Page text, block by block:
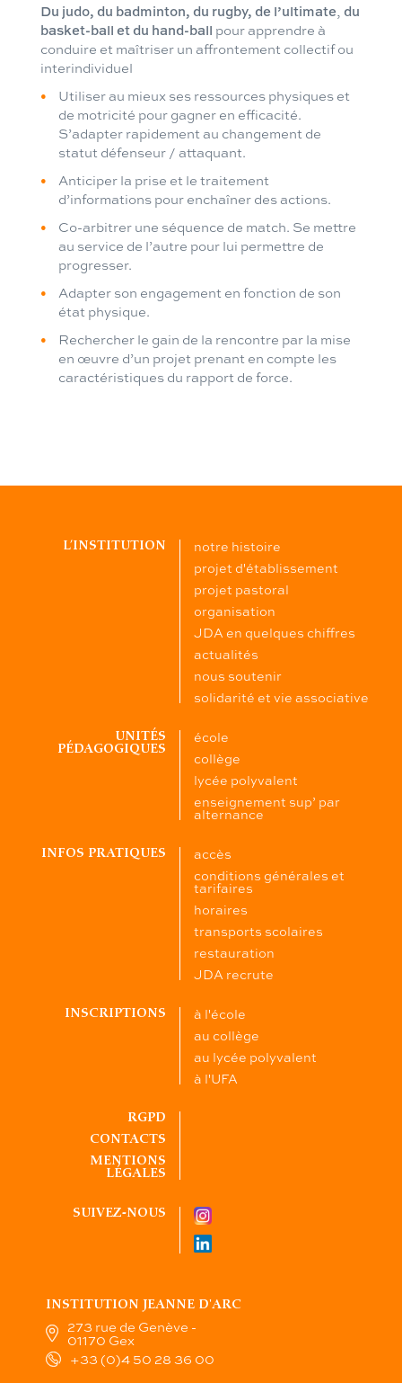
Du judo, du badminton, du rugby, de l’ultimate,du
basket-ball et du hand-ball pour apprendre à
conduire et maîtriser un affrontement collectif ou
interindividuel
Utiliser au mieux ses ressources physiques et
de motricité pour gagner en efficacité.
S’adapter rapidement au changement de
statut défenseur / attaquant.
Anticiper la prise et le traitement
d’informations pour enchaîner des actions.
Co-arbitrer une séquence de match. Se mettre
au service de l’autre pour lui permettre de
progresser.
Adapter son engagement en fonction de son
état physique.
Rechercher le gain de la rencontre par la mise
en œuvre d’un projet prenant en compte les
caractéristiques du rapport de force.
L’INSTITUTION
notre histoire
projet d'établissement
projet pastoral
organisation
JDA en quelques chiffres
actualités
nous soutenir
solidarité et vie associative
UNITÉS
PÉDAGOGIQUES
école
collège
lycée polyvalent
enseignement sup’ par
alternance
INFOS PRATIQUES
accès
conditions générales et
tarifaires
horaires
transports scolaires
restauration
JDA recrute
INSCRIPTIONS
à l'école
au collège
au lycée polyvalent
à l'UFA
RGPD
CONTACTS
MENTIONS
LÉGALES
SUIVEZ-NOUS
INSTITUTION JEANNE D'ARC
273 rue de Genève -
01170 Gex
+33 (0)4 50 28 36 00